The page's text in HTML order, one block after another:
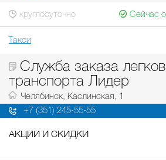
круглосуточно Сейчас
Такси
Служба заказа
транспорта Лидер
Челябинск, Каслинская, 1
+7 (351) 245-55-55
АКЦИИ И СКИДКИ